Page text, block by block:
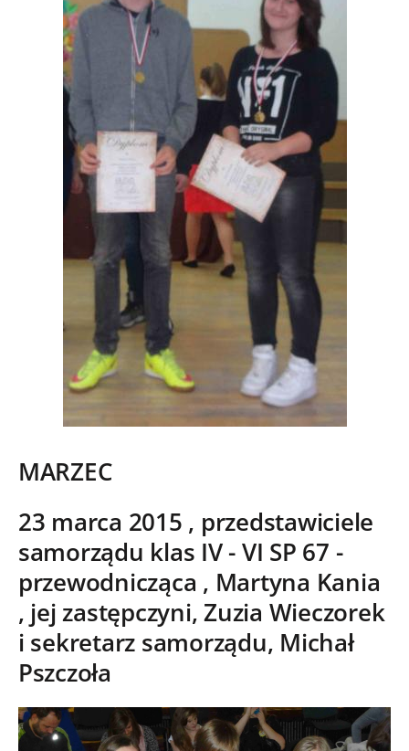
MARZEC
23 marca 2015 , przedstawiciele
samorządu klas IV - VI SP 67 -
przewodnicząca , Martyna Kania
, jej zastępczyni, Zuzia Wieczorek
i sekretarz samorządu, Michał
Pszczoła